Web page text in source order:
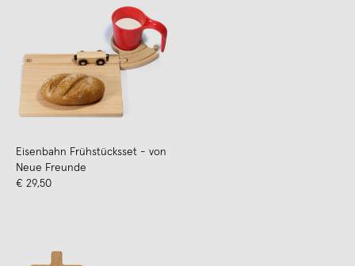
Eisenbahn Frühstücksset - von
Neue Freunde
€ 29,50